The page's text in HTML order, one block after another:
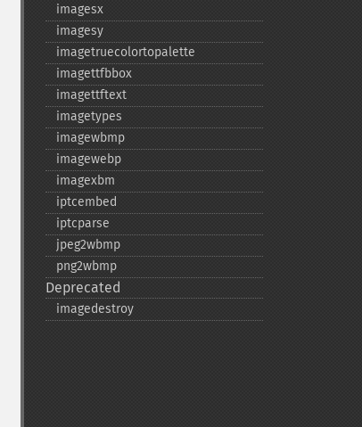
imagesx
imagesy
imagetruecolortopalette
imagettfbbox
imagettftext
imagetypes
imagewbmp
imagewebp
imagexbm
iptcembed
iptcparse
jpeg2wbmp
png2wbmp
Deprecated
imagedestroy